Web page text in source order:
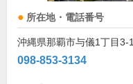
所在地・電話番号
沖縄県那覇市与儀1丁目3-1
098-853-3134